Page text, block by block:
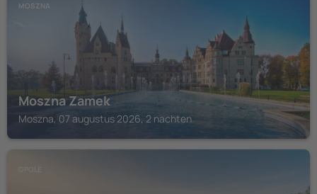
MOSZNA
Moszna Zamek
Moszna, 07 augustus 2026, 2 nachten
OPOLE